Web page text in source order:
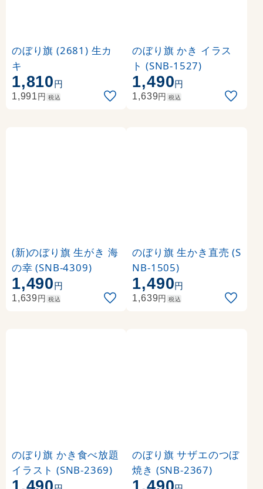
のぼり旗 (2681) 生カ
キ
1,810円
1,991円 税込
のぼり旗 かき イラス
ト (SNB-1527)
1,490円
1,639円 税込
(新)のぼり旗 生がき 海
の幸 (SNB-4309)
1,490円
1,639円 税込
のぼり旗 生かき直売 (S
NB-1505)
1,490円
1,639円 税込
のぼり旗 かき食べ放題
イラスト (SNB-2369)
のぼり旗 サザエのつぼ
焼き (SNB-2367)